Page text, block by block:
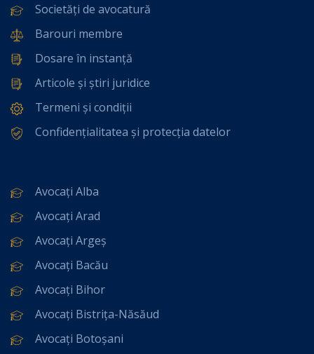
Societăți de avocatură
Barouri membre
Dosare în instanță
Articole și știri juridice
Termeni și condiții
Confidențialitatea și protecția datelor
Avocați Alba
Avocați Arad
Avocați Argeș
Avocați Bacău
Avocați Bihor
Avocați Bistrița-Năsăud
Avocați Botoșani